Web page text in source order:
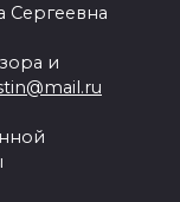
Сергеевна
и